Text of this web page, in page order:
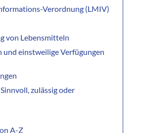
Verordnung (LMIV)
von Lebensmitteln
und einstweilige Verfügungen
zulässig oder
A-Z